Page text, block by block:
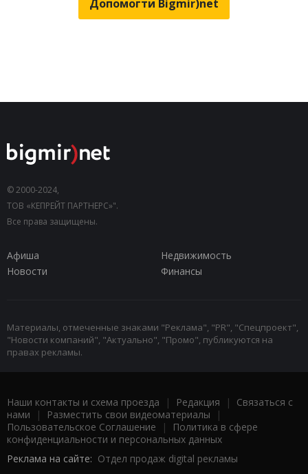
Допомогти Bigmir)net
© 2000-2024,
ТОВ «КЕПРЕЙТ ПАРТНЕРС»".
Все права защищены.
Афиша
Недвижимость
Новости
Финансы
Материалы, отмеченные знаками "Реклама", "PR", "Спецпроект",
"Новости компаний", "Актуально", "Промо", публикуются на
правах рекламы.
Наши контакты и схема проезда | Редакция | Связаться с
нами | Разместить свои видеоматериалы |
Пользовательское Соглашение |
Политика в сфере
конфиденциальности и персональных данных
Реклама на сайте: Отдел продаж digital рекламы